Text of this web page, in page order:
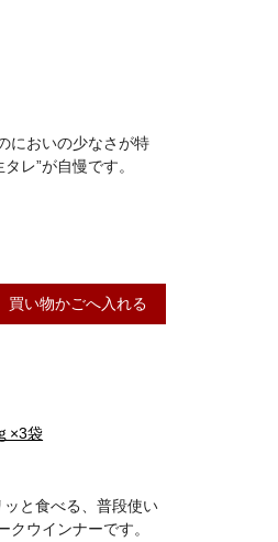
においの少なさが特
レ”が自慢です。
買い物かごへ入れる
×3袋
と食べる、普段使い
クウインナーです。